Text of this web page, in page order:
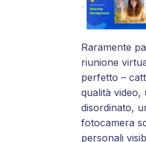
Raramente
riunione
perfetto –
qualità
disordinato,
fotocamera
personali